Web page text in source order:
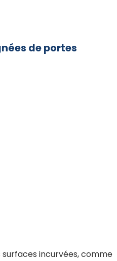
de portes
incurvées, comme